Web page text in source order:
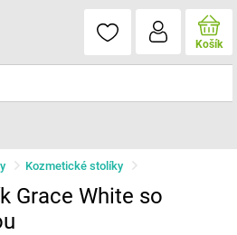
Košík
Kozmetické stolíky
Grace White so